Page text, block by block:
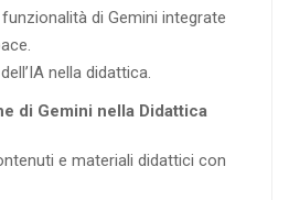
di Gemini integrate
nella didattica.
di Gemini nella Didattica
e materiali didattici con